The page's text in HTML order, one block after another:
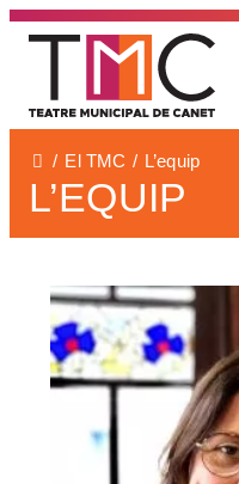
INICI
El TMC L’equip
L’EQUIP